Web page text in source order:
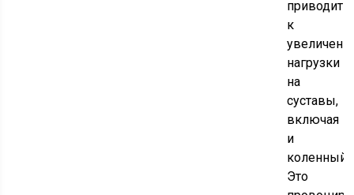
приводит
к
нагрузки
на
суставы,
включая
и
коленный.
Это